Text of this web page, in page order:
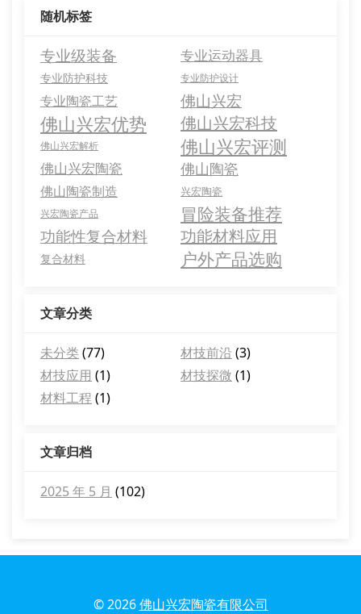
随机标签
专业级装备 专业运动器具
专业防护科技 专业防护设计
专业陶瓷工艺 佛山兴宏
佛山兴宏优势 佛山兴宏科技
佛山兴宏解析 佛山兴宏评测
佛山兴宏陶瓷 佛山陶瓷
佛山陶瓷制造 兴宏陶瓷
兴宏陶瓷产品 冒险装备推荐
功能性复合材料 功能材料应用
复合材料 户外产品选购
文章分类
未分类(77) 材技前沿 (3)
材技应用 (1) 材技探微 (1)
材料工程 (1)
文章归档
2025 年 5 月 (102)
© 2026佛山兴宏陶瓷有限公司